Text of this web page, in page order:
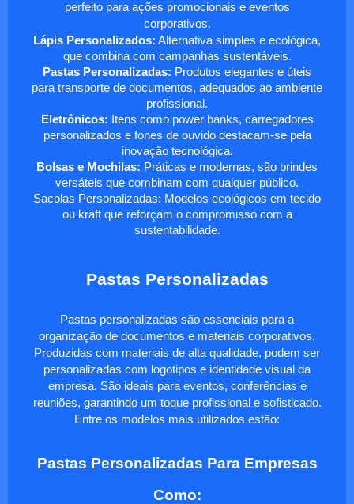
perfeito para ações promocionais e eventos
corporativos.
Lápis Personalizados: Alternativa simples e ecológica,
que combina com campanhas sustentáveis.
Pastas Personalizadas: Produtos elegantes e úteis
para transporte de documentos, adequados ao ambiente
profissional.
Eletrônicos: Itens como power banks, carregadores
personalizados e fones de ouvido destacam-se pela
inovação tecnológica.
Bolsas e Mochilas: Práticas e modernas, são brindes
versáteis que combinam com qualquer público.
Sacolas Personalizadas: Modelos ecológicos em tecido
ou kraft que reforçam o compromisso com a
sustentabilidade.
Pastas Personalizadas
Pastas personalizadas são essenciais para a
organização de documentos e materiais corporativos.
Produzidas com materiais de alta qualidade, podem ser
personalizadas com logotipos e identidade visual da
empresa. São ideais para eventos, conferências e
reuniões, garantindo um toque profissional e sofisticado.
Entre os modelos mais utilizados estão:
Pastas Personalizadas Para Empresas
Como: